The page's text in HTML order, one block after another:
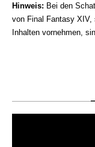
Smile-Dynamit
Smile-Regolith
Hinweis: Bei den
von Final Fantasy XIV,
Inhalten vornehmen,